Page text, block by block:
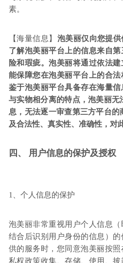
素。
【海量信息】 泡美丽仅向您提
了解泡美丽平台上的信息来自
险和瑕疵。泡美丽将通过依法
能保障您在泡美丽平台上的合法
鉴于泡美丽平台具备存在海量
与实物相分离的特点，泡美丽
息，无法逐一审查第三方平台
及合法性、真实性、准确性，对
四、 用户信息的保护及授权
1、个人信息的保护
泡美丽非常重视用户个人信息
结合后识别用户身份的信息）
供的服务时，您同意泡美丽按
私权政策收集、存储、使用、披